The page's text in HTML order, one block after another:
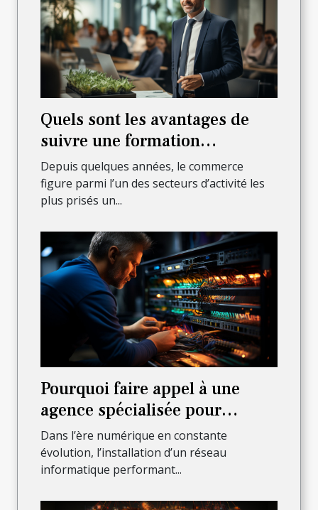
Quels sont les avantages de
suivre une formation
commerciale ?
Depuis quelques années, le commerce
figure parmi l’un des secteurs d’activité les
plus prisés un...
Pourquoi faire appel à une
agence spécialisée pour
l’installation complète de votre
réseau informatique ?
Dans l’ère numérique en constante
évolution, l’installation d’un réseau
informatique performant...